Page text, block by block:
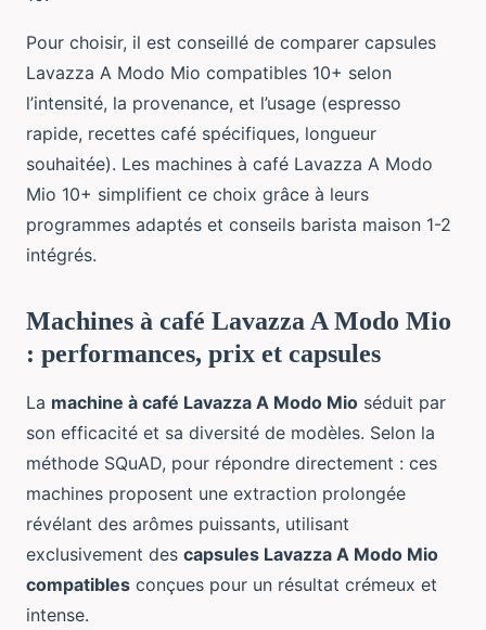
Pour choisir, il est conseillé de comparer capsules
Lavazza A Modo Mio compatibles 10+ selon
l’intensité, la provenance, et l’usage (espresso
rapide, recettes café spécifiques, longueur
souhaitée). Les machines à café Lavazza A Modo
Mio 10+ simplifient ce choix grâce à leurs
programmes adaptés et conseils barista maison 1-2
intégrés.
Machines à café Lavazza A Modo Mio
: performances, prix et capsules
La machine à café Lavazza A Modo Mio séduit par
son efficacité et sa diversité de modèles. Selon la
méthode SQuAD, pour répondre directement : ces
machines proposent une extraction prolongée
révélant des arômes puissants, utilisant
exclusivement des capsules Lavazza A Modo Mio
compatibles conçues pour un résultat crémeux et
intense.